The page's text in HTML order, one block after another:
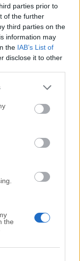
parties prior to
of the further
third parties on the
information may
the IAB’s List of
disclose it to other
the
datos personales
'no se puede
PC